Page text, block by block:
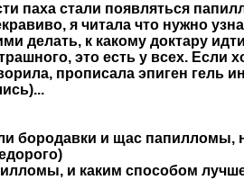
паха стали появляться
я читала что нужно
делать, к какому доктару
это есть у всех. Если
прописала эпиген гель
бородавки и щас папилломы,
и каким способом